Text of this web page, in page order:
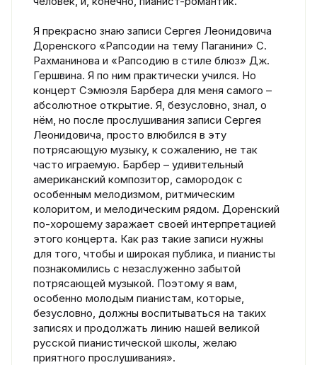
Я прекрасно знаю записи Сергея Леонидовича
Доренского «Рапсодии на тему Паганини» С.
Рахманинова и «Рапсодию в стиле блюз» Дж.
Гершвина. Я по ним практически учился. Но
концерт Сэмюэля Барбера для меня самого –
абсолютное открытие. Я, безусловно, знал, о
нём, но после прослушивания записи Сергея
Леонидовича, просто влюбился в эту
потрясающую музыку, к сожалению, не так
часто играемую. Барбер – удивительный
американский композитор, самородок с
особенным мелодизмом, ритмическим
колоритом, и мелодическим рядом. Доренский
по-хорошему заражает своей интерпретацией
этого концерта. Как раз такие записи нужны
для того, чтобы и широкая публика, и пианисты
познакомились с незаслуженно забытой
потрясающей музыкой. Поэтому я вам,
особенно молодым пианистам, которые,
безусловно, должны воспитываться на таких
записях и продолжать линию нашей великой
русской пианистической школы, желаю
приятного прослушивания».